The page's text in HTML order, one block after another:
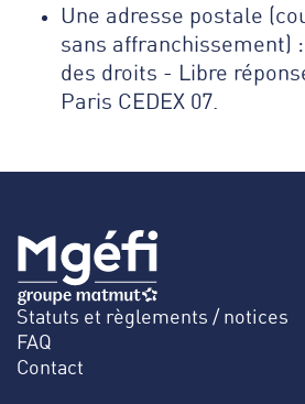
Une adresse postale
sans affranchissement)
des droits - Libre
Paris CEDEX 07.
Statuts et règlements / notices
FAQ
Contact